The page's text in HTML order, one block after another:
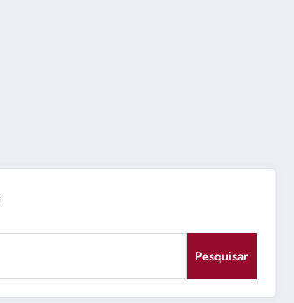
Pesquisar